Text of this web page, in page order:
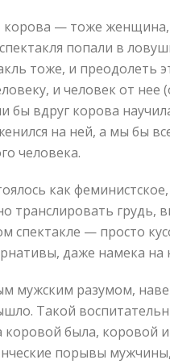
корова — тоже
попали в
тоже, и
и человек от нее
бы вдруг корова
на ней, а мы бы
человека.
как
транслировать
— просто
даже намека на
мужским разумом,
Такой
коровой была, коровой
порывы